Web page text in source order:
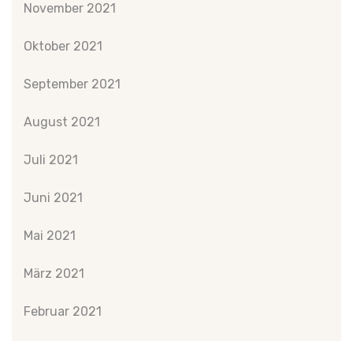
November 2021
Oktober 2021
September 2021
August 2021
Juli 2021
Juni 2021
Mai 2021
März 2021
Februar 2021